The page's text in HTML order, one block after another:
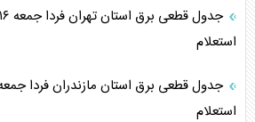
استعلام
استعلام